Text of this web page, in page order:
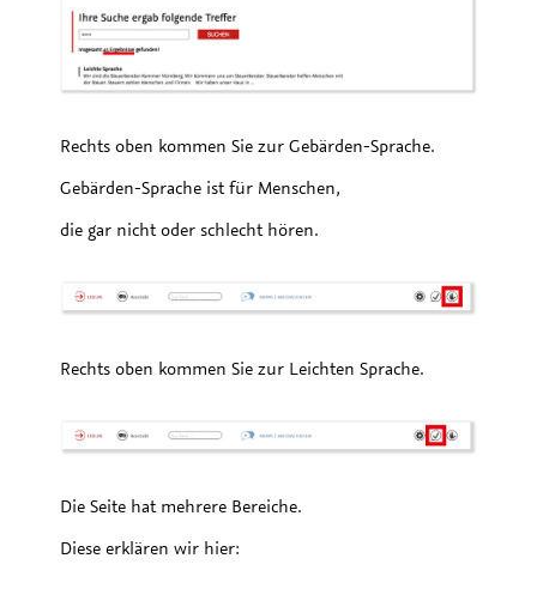
Rechts oben kommen Sie zur Gebärden-Sprache.
Gebärden-Sprache ist für Menschen,
die gar nicht oder schlecht hören.
Rechts oben kommen Sie zur Leichten Sprache.
Die Seite hat mehrere Bereiche.
Diese erklären wir hier: